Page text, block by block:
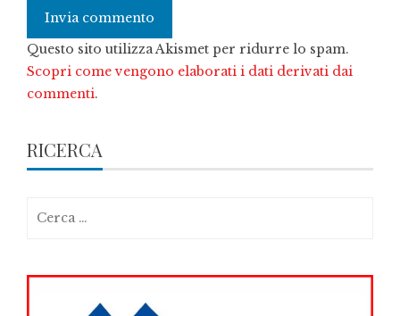
Questo sito utilizza Akismet per ridurre lo spam.
Scopri come vengono elaborati i dati derivati dai
commenti.
RICERCA